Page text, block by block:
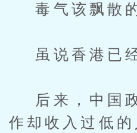
毒气该飘散的
虽说香港已经
后来，中国政
作却收入过低的